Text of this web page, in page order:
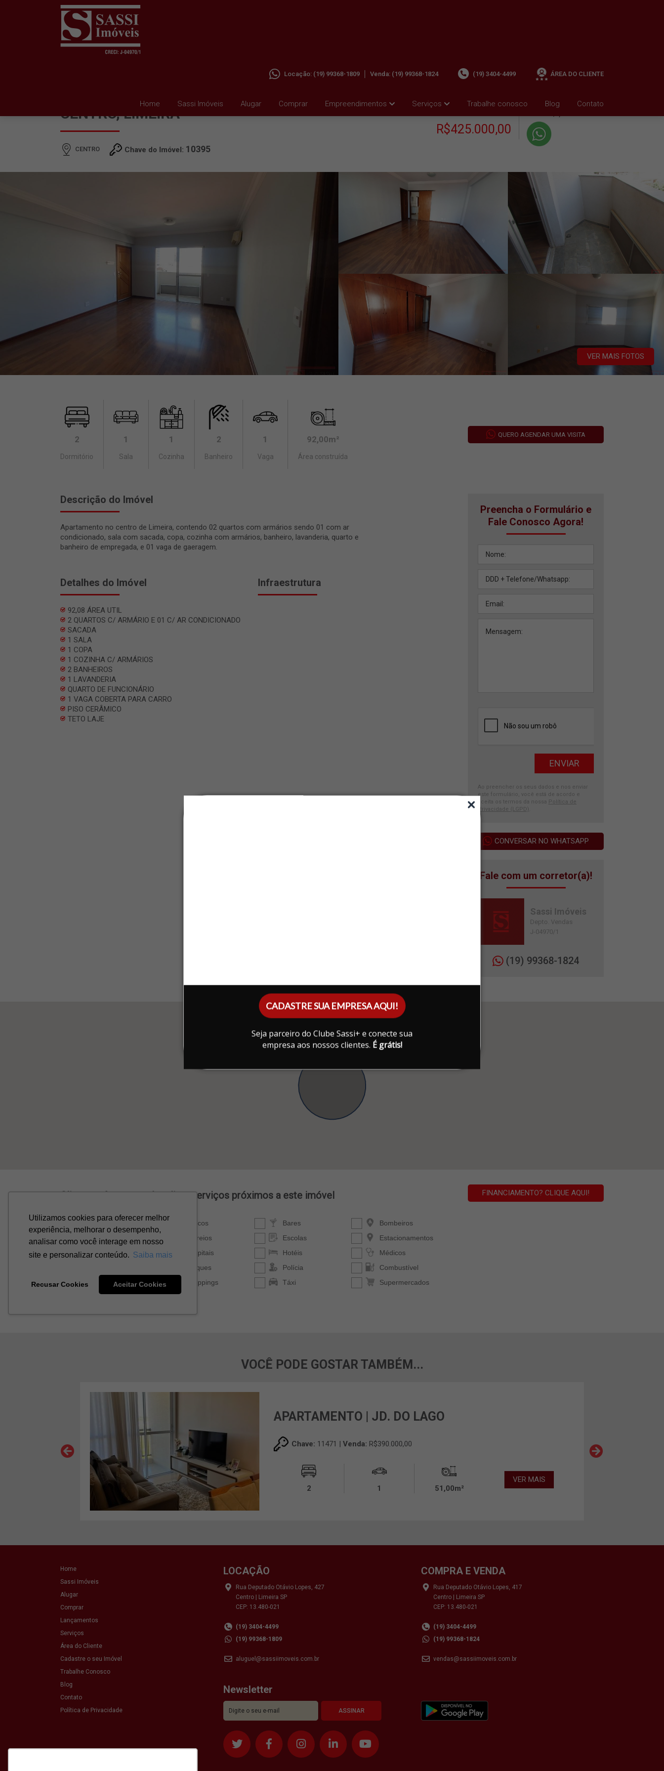
CADASTRE SUA EMPRESA AQUI!
Seja parceiro do Clube Sassi+ e conecte sua
empresa aos nossos clientes. É grátis!
Home Sassi Imóveis Alugar Comprar Empreendimentos Serviços Trabalhe conosco Blog Contato
Locação: (19) 99368-1809 Venda: (19) 99368-1824 (19) 3404-4499 ÁREA DO CLIENTE
CENTRO, LIMEIRA
CENTRO Chave do Imóvel: 10395
R$425.000,00
+ Condomínio R$531,81
VER MAIS FOTOS
2
Dormitório
1
Sala
1
Cozinha
2
Banheiro
1
Vaga
92,00m²
Área construída
QUERO AGENDAR UMA VISITA
Descrição do Imóvel
Apartamento no centro de Limeira, contendo 02 quartos com armários sendo 01 com ar
condicionado, sala com sacada, copa, cozinha com armários, banheiro, lavanderia, quarto e
banheiro de empregada, e 01 vaga de gaeragem.
Detalhes do Imóvel
92,08 ÁREA UTIL
2 QUARTOS C/ ARMÁRIO E 01 C/ AR CONDICIONADO
SACADA
1 SALA
1 COPA
1 COZINHA C/ ARMÁRIOS
2 BANHEIROS
1 LAVANDERIA
QUARTO DE FUNCIONÁRIO
1 VAGA COBERTA PARA CARRO
PISO CERÂMICO
TETO LAJE
Infraestrutura
Preencha o Formulário e
Fale Conosco Agora!
Ao preencher os seus dados e nos enviar
este formulário, você está de acordo e
aceita os termos da nossa
Política de
Privacidade (LGPD)
CONVERSAR NO WHATSAPP
Fale com um corretor(a)!
Sassi Imóveis
Depto. Vendas
J-04970/1
(19) 99368-1824
VOCÊ PODE GOSTAR TAMBÉM...
APARTAMENTO | JD. DO LAGO
Chave: 11471 |Venda: R$390.000,00
2 1 51,00m²
VER MAIS
Home
Sassi Imóveis
Alugar
Comprar
Lançamentos
Serviços
Área do Cliente
Cadastre o seu Imóvel
Trabalhe Conosco
Blog
Contato
Política de Privacidade
LOCAÇÃO
Rua Deputado Otávio Lopes, 427
Centro | Limeira SP
CEP: 13.480-021
(19) 3404-4499
(19) 99368-1809
aluguel@sassiimoveis.com.br
COMPRA E VENDA
Rua Deputado Otávio Lopes, 417
Centro | Limeira SP
CEP: 13.480-021
(19) 3404-4499
(19) 99368-1824
vendas@sassiimoveis.com.br
Newsletter